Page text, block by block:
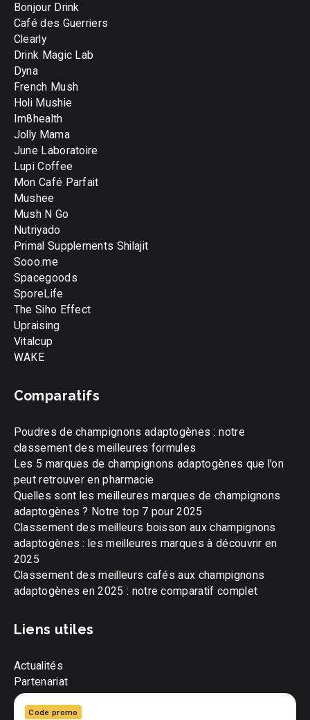
Bonjour Drink
Café des Guerriers
Clearly
Drink Magic Lab
Dyna
French Mush
Holi Mushie
Im8health
Jolly Mama
June Laboratoire
Lupi Coffee
Mon Café Parfait
Mushee
Mush N Go
Nutriyado
Primal Supplements Shilajit
Sooo.me
Spacegoods
SporeLife
The Siho Effect
Upraising
Vitalcup
WAKE
Comparatifs
Poudres de champignons adaptogènes : notre
classement des meilleures formules
Les 5 marques de champignons adaptogènes que l’on
peut retrouver en pharmacie
Quelles sont les meilleures marques de champignons
adaptogènes ? Notre top 7 pour 2025
Classement des meilleurs boisson aux champignons
adaptogènes : les meilleures marques à découvrir en
2025
Classement des meilleurs cafés aux champignons
adaptogènes en 2025 : notre comparatif complet
Liens utiles
Actualités
Partenariat
Code promo